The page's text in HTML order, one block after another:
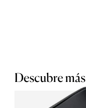
Descubre más